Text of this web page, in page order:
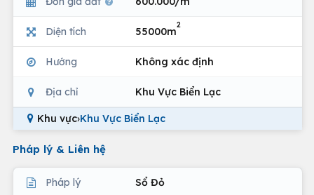
Diện tích 55000m
2
Hướng Không xác định
Địa chỉ Khu Vực Biển Lạc
Khu vực›Khu Vực Biển Lạc
Pháp lý & Liên hệ
Pháp lý Sổ Đỏ